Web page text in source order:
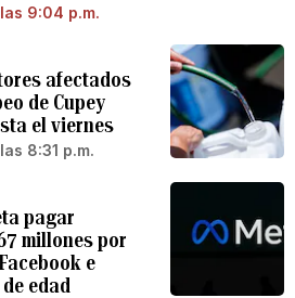
9:04 p.m.
afectados
de Cupey
el viernes
8:31 p.m.
pagar
millones por
e
edad